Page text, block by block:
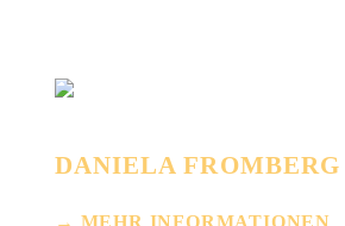
DANIELA FROMBERG
MEHR INFORMATIONEN